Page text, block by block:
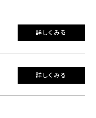
詳しくみる
詳しくみる